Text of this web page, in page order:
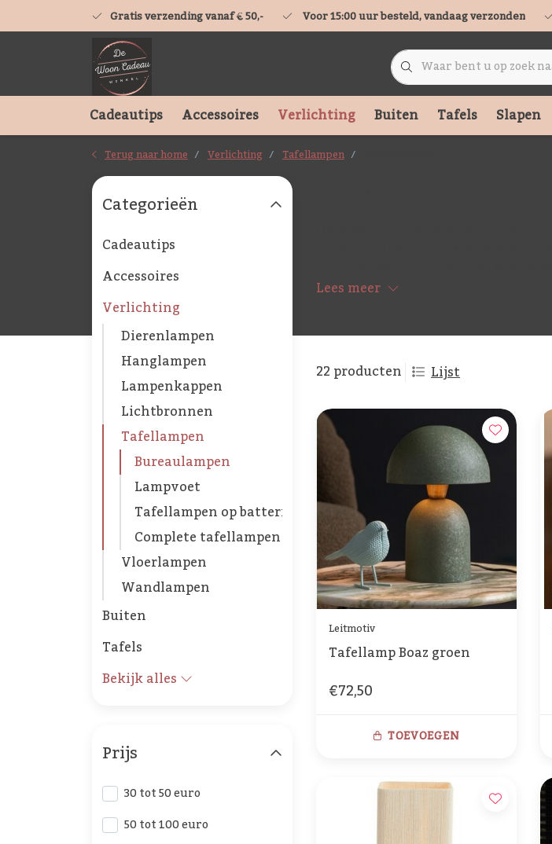
Gratis verzending vanaf € 50,- Voor 15:00 uur besteld, vandaag verzonden
Cadeautips Accessoires Verlichting Buiten Tafels Slapen
Terug naar home Verlichting Tafellampen
Lees meer
22 producten Lijst
Leitmotiv
Tafellamp Boaz groen
€72,50
TOEVOEGEN
Categorieën
Cadeautips
Accessoires
Verlichting
Dierenlampen
Hanglampen
Lampenkappen
Lichtbronnen
Tafellampen
Bureaulampen
Lampvoet
Tafellampen op batterijen
Complete tafellampen
Vloerlampen
Wandlampen
Buiten
Tafels
Bekijk alles
Prijs
30 tot 50 euro
50 tot 100 euro